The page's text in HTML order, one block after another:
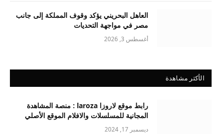
العاهل البحريني يؤكد وقوف المملكة إلى جانب
مصر في مواجهة التحديات
أغسطس 3, 2026
الأكثر مشاهدة
رابط موقع لاروزا laroza : منصة المشاهدة
المجانية للمسلسلات والافلام الموقع الأصلي
ديسمبر 17, 2024